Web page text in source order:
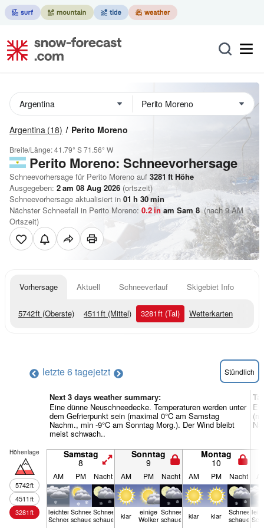
Argentina (18) Perito Moreno
Breite/Länge:41.79° S71.56° W
Perito Moreno: Schneevorhersage
Schneevorhersage für Perito Moreno auf 3281 ft Höhe
Ausgegeben: 2 am 08 Aug 2026 (ortszeit)
Schneevorhersage aktualisiert in 01 h 30min
Nächster Schneefall in Perito Moreno: 0.2in am Sam 8(nach 9 AM
Ortszeit)
Vorhersage Aktuell Schneeverlauf Skigebiet Info
5742ft (Oberste) 4511ft (Mittel) 3281ft (Tal) Wetterkarten
letzte 6 tagejetzt Stündlich
Next 3 days weather summary:
Eine dünne Neuschneedecke. Temperaturen werden unter
dem Gefrierpunkt sein (maximal 0°C am Samstag
Nachm., min -9°C am Sonntag Morg.). Der Wind bleibt
meist schwach..
Höhenlage
5742ft
4511ft
3281ft
Samstag
8
Sonntag
9
Montag
10
AM PM Nacht AM PM Nacht AM PM Nacht
leichter
Schnee
Schnee­
schauer
Schnee­
schauer klar einige
Wolken
Schnee­
schauer klar klar Schnee­
schauer